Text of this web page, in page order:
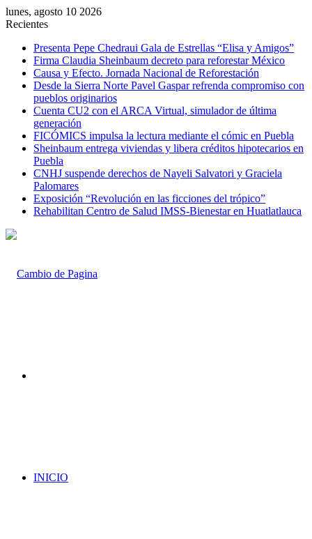
lunes, agosto 10 2026
Recientes
Presenta Pepe Chedraui Gala de Estrellas “Elisa y Amigos”
Firma Claudia Sheinbaum decreto para reforestar México
Causa y Efecto. Jornada Nacional de Reforestación
Desde la Sierra Norte Pavel Gaspar refrenda compromiso con
pueblos originarios
Cuenta CU2 con el ARCA Virtual, simulador de última
generación
FICÓMICS impulsa la lectura mediante el cómic en Puebla
Sheinbaum entrega viviendas y libera créditos hipotecarios en
Puebla
CNHJ suspende derechos de Nayeli Salvatori y Graciela
Palomares
Exposición “Revolución en las ficciones del trópico”
Rehabilitan Centro de Salud IMSS-Bienestar en Huatlatlauca
INICIO